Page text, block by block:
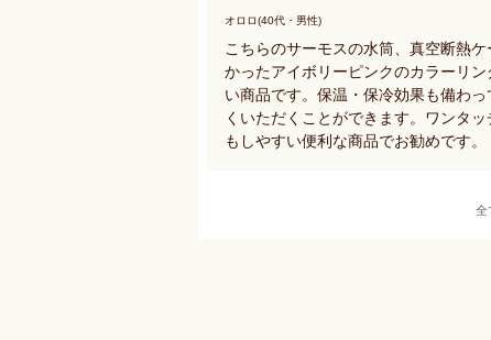
オロロ(40代・男性)
こちらのサーモスの水筒、真空断熱
かったアイボリーピンクのカラーリ
い商品です。保温・保冷効果も備わ
くいただくことができます。ワンタ
もしやすい便利な商品でお勧めです。
全